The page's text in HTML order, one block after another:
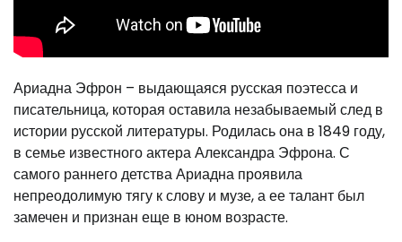
Ариадна Эфрон – выдающаяся русская поэтесса и
писательница, которая оставила незабываемый след в
истории русской литературы. Родилась она в 1849 году,
в семье известного актера Александра Эфрона. С
самого раннего детства Ариадна проявила
непреодолимую тягу к слову и музе, а ее талант был
замечен и признан еще в юном возрасте.